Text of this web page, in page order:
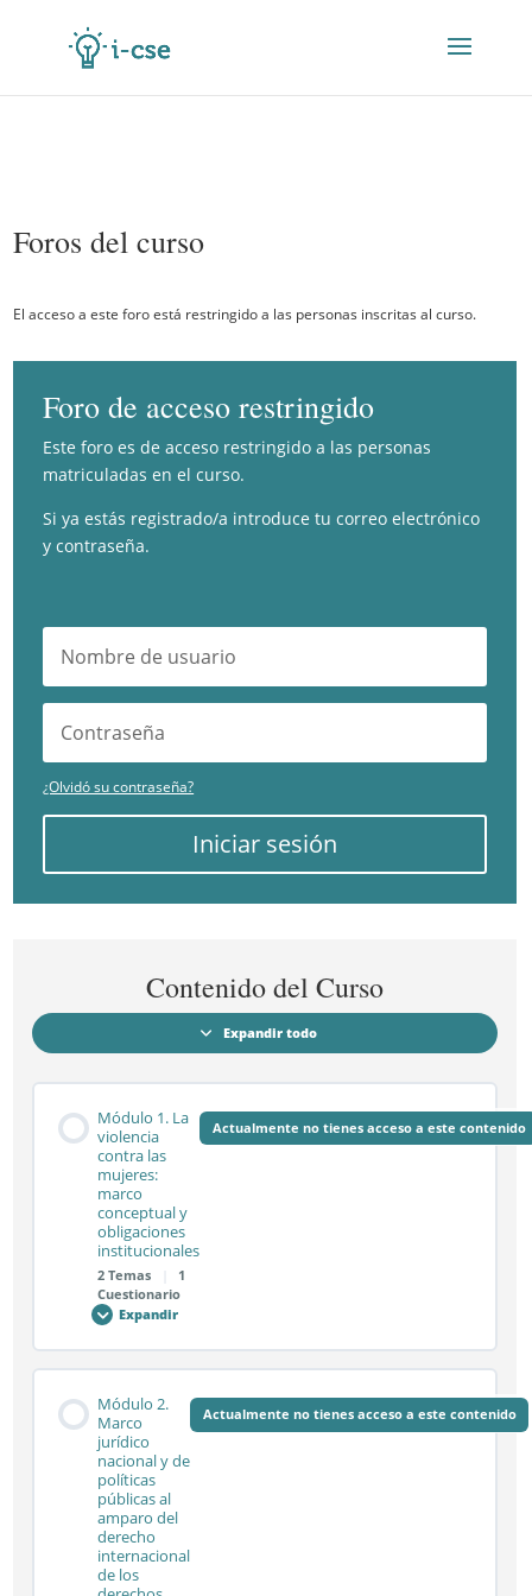
Foros del curso
El acceso a este foro está restringido a las personas inscritas al curso.
Foro de acceso restringido
Este foro es de acceso restringido a las personas
matriculadas en el curso.
Si ya estás registrado/a introduce tu correo electrónico
y contraseña.
¿Olvidó su contraseña?
Iniciar sesión
Contenido del Curso
Expandir todo
Módulos
Módulo 1. La
violencia
contra las
mujeres:
marco
conceptual y
obligaciones
institucionales
2 Temas
1
Cuestionario
Actualmente no tienes acceso a este contenido
Expandir
Módulo
La
violencia
las
mujeres:
marco
conceptual
y
obligaciones
institucionales
0% COMPLETADO 0/2 pasos
Sesión síncrona 1.1
Sesión síncrona 1.2
Módulo 2.
Marco
jurídico
nacional y de
políticas
públicas al
amparo del
derecho
internacional
de los
Actualmente no tienes acceso a este contenido